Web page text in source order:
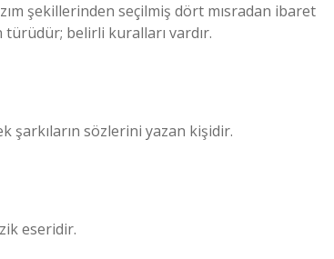
şekillerinden seçilmiş dört mısradan ibaret
türüdür; belirli kuralları vardır.
şarkıların sözlerini yazan kişidir.
eseridir.